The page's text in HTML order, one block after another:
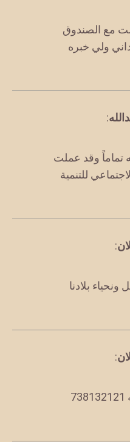
مع الصندوق
ولي خبره
:
تماماً وقد عملت
للتنمية
:
بلادنا
: